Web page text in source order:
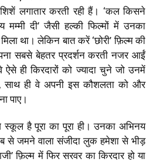
लगातार करती रही हैं। ‘कल किसने
मम्मी दी’ जैसी हल्की फिल्मों में उनका
था। लेकिन बात करें ‘छोरी’ फ़िल्म की
सबसे बेहतर प्रदर्शन करती नजर आईं
ही किरदारों को ज्यादा चुने जो उनमें
साथ ही वे अपनी इस कौशलता को और
पाए।
स्कूल है पूरा का पूरा ही। उनका अभिनय
से जमने वाला संजीदा लुक हमेशा से भीड़
फ़िल्म में फिर सरवर का किरदार हो या